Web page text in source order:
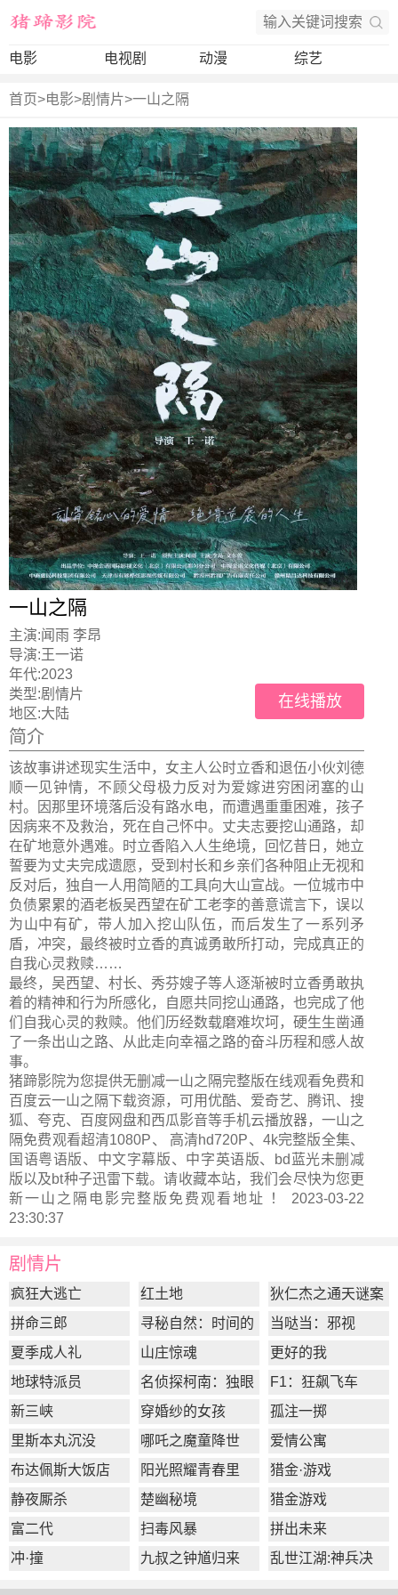
电影 电视剧 动漫 综艺
首页>电影>剧情片>一山之隔
一山之隔
主演:闻雨 李昂
导演:王一诺
年代:2023
类型:剧情片
地区:大陆
在线播放
简介
该故事讲述现实生活中，女主人公时立香和退伍小伙刘德
顺一见钟情，不顾父母极力反对为爱嫁进穷困闭塞的山
村。因那里环境落后没有路水电，而遭遇重重困难，孩子
因病来不及救治，死在自己怀中。丈夫志要挖山通路，却
在矿地意外遇难。时立香陷入人生绝境，回忆昔日，她立
誓要为丈夫完成遗愿，受到村长和乡亲们各种阻止无视和
反对后，独自一人用简陋的工具向大山宣战。一位城市中
负债累累的酒老板吴西望在矿工老李的善意谎言下，误以
为山中有矿，带人加入挖山队伍，而后发生了一系列矛
盾，冲突，最终被时立香的真诚勇敢所打动，完成真正的
自我心灵救赎……
最终，吴西望、村长、秀芬嫂子等人逐渐被时立香勇敢执
着的精神和行为所感化，自愿共同挖山通路，也完成了他
们自我心灵的救赎。他们历经数载磨难坎坷，硬生生凿通
了一条出山之路、从此走向幸福之路的奋斗历程和感人故
事。
猪蹄影院为您提供无删减一山之隔完整版在线观看免费和
百度云一山之隔下载资源，可用优酷、爱奇艺、腾讯、搜
狐、夸克、百度网盘和西瓜影音等手机云播放器，一山之
隔免费观看超清1080P、 高清hd720P、4k完整版全集、
国语粤语版、中文字幕版、中字英语版、bd蓝光未删减
版以及bt种子迅雷下载。请收藏本站，我们会尽快为您更
新一山之隔电影完整版 免费观看地址 ！ 2023-03-22
23:30:37
剧情片
疯狂大逃亡 红土地
狄仁杰之通天谜案
拼命三郎
寻秘自然：时间的
形状
当哒当：邪视
夏季成人礼
山庄惊魂
更好的我
地球特派员
名侦探柯南：独眼
的残像
F1：狂飙飞车
新三峡
穿婚纱的女孩
孤注一掷
里斯本丸沉没
哪吒之魔童降世
爱情公寓
布达佩斯大饭店
阳光照耀青春里
猎金·游戏
静夜厮杀
楚幽秘境
猎金游戏
富二代
扫毒风暴
拼出未来
冲·撞
九叔之钟馗归来 乱世江湖:神兵决